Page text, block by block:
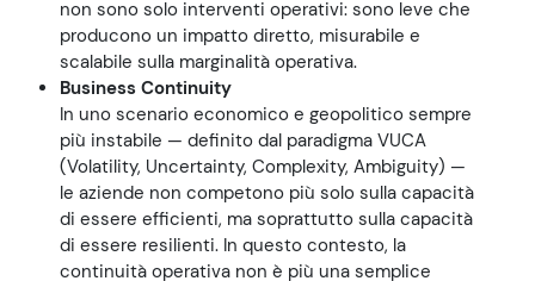
non sono solo interventi operativi: sono leve che
producono un impatto diretto, misurabile e
scalabile sulla marginalità operativa.
Business Continuity
In uno scenario economico e geopolitico sempre
più instabile — definito dal paradigma VUCA
(Volatility, Uncertainty, Complexity, Ambiguity) —
le aziende non competono più solo sulla capacità
di essere efficienti, ma soprattutto sulla capacità
di essere resilienti. In questo contesto, la
continuità operativa non è più una semplice